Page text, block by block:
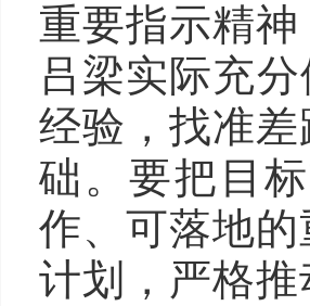
重要指示精
吕梁实际充
经验，找准
础。要把目
作、可落地
计划，严格